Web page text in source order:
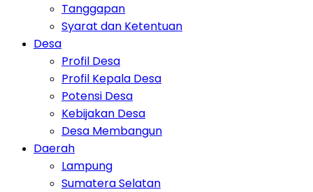
Tanggapan
Syarat dan Ketentuan
Desa
Profil Desa
Profil Kepala Desa
Potensi Desa
Kebijakan Desa
Desa Membangun
Daerah
Lampung
Sumatera Selatan